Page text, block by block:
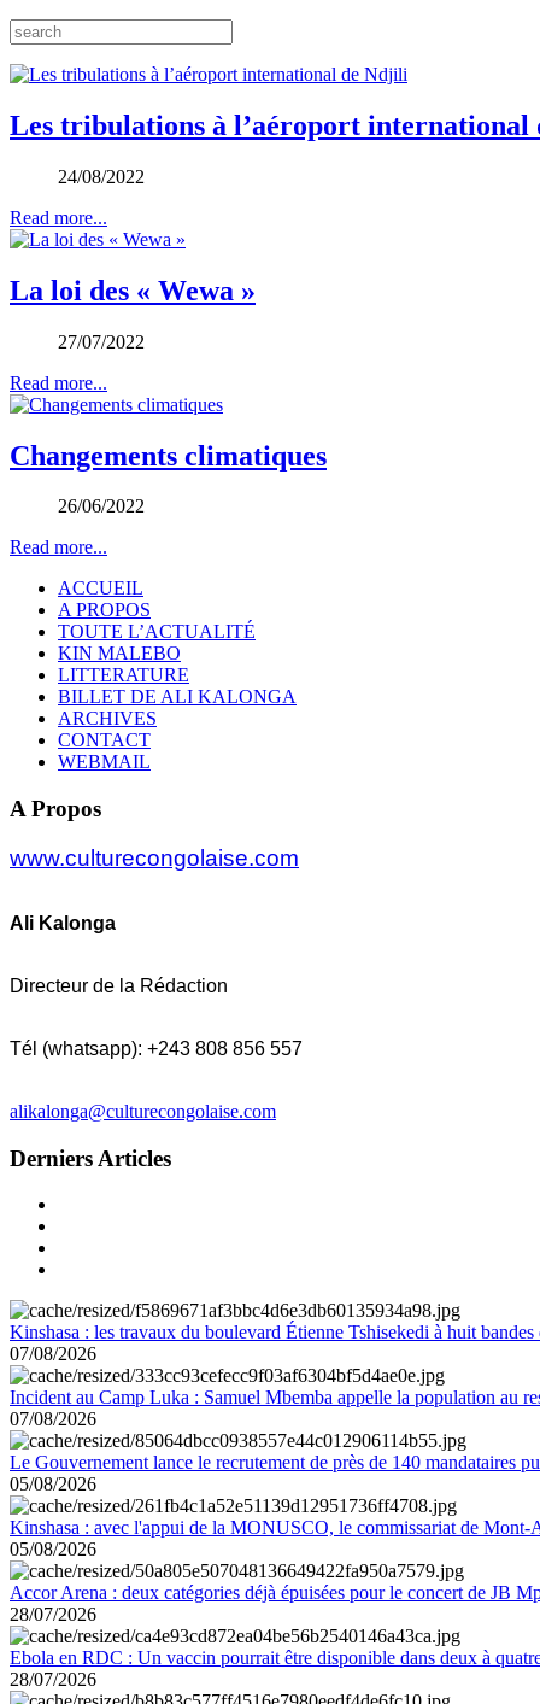
Les tribulations à l’aéroport
24/08/2022
Read more...
La loi des « Wewa »
27/07/2022
Read more...
Changements climatiques
26/06/2022
Read more...
ACCUEIL
A PROPOS
TOUTE L’ACTUALITÉ
KIN MALEBO
LITTERATURE
BILLET DE ALI KALONGA
ARCHIVES
CONTACT
WEBMAIL
A Propos
www.culturecongolaise.com
Ali Kalonga
Directeur de la Rédaction
Tél (whatsapp): +243 808 856 557
alikalonga@culturecongolaise.com
Derniers Articles
Kinshasa : les travaux du boulevard Étienne Tshisekedi à huit
07/08/2026
Incident au Camp Luka : Samuel Mbemba appelle la population au
07/08/2026
Le Gouvernement lance le recrutement de près de 140 mandataires
05/08/2026
Kinshasa : avec l'appui de la MONUSCO, le commissariat de Mont-
05/08/2026
Accor Arena : deux catégories déjà épuisées pour le concert de JB
28/07/2026
Ebola en RDC : Un vaccin pourrait être disponible dans deux à
28/07/2026